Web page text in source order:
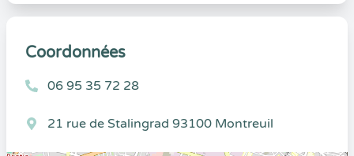
Coordonnées
06 95 35 72 28
21 rue de Stalingrad 93100 Montreuil